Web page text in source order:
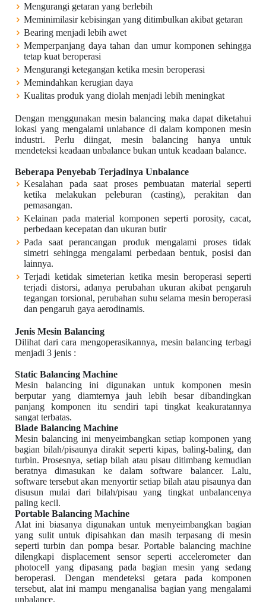
Mengurangi getaran yang berlebih
Meminimilasir kebisingan yang ditimbulkan akibat getaran
Bearing menjadi lebih awet
Memperpanjang daya tahan dan umur komponen sehingga
tetap kuat beroperasi
Mengurangi ketegangan ketika mesin beroperasi
Memindahkan kerugian daya
Kualitas produk yang diolah menjadi lebih meningkat
Dengan menggunakan mesin balancing maka dapat diketahui
lokasi yang mengalami unlabance di dalam komponen mesin
industri. Perlu diingat, mesin balancing hanya untuk
mendeteksi keadaan unbalance bukan untuk keadaan balance.
Beberapa Penyebab Terjadinya Unbalance
Kesalahan pada saat proses pembuatan material seperti
ketika melakukan peleburan (casting), perakitan dan
pemasangan.
Kelainan pada material komponen seperti porosity, cacat,
perbedaan kecepatan dan ukuran butir
Pada saat perancangan produk mengalami proses tidak
simetri sehingga mengalami perbedaan bentuk, posisi dan
lainnya.
Terjadi ketidak simeterian ketika mesin beroperasi seperti
terjadi distorsi, adanya perubahan ukuran akibat pengaruh
tegangan torsional, perubahan suhu selama mesin beroperasi
dan pengaruh gaya aerodinamis.
Jenis Mesin Balancing
Dilihat dari cara mengoperasikannya, mesin balancing terbagi
menjadi 3 jenis :
Static Balancing Machine
Mesin balancing ini digunakan untuk komponen mesin
berputar yang diamternya jauh lebih besar dibandingkan
panjang komponen itu sendiri tapi tingkat keakuratannya
sangat terbatas.
Blade Balancing Machine
Mesin balancing ini menyeimbangkan setiap komponen yang
bagian bilah/pisaunya dirakit seperti kipas, baling-baling, dan
turbin. Prosesnya, setiap bilah atau pisau ditimbang kemudian
beratnya dimasukan ke dalam software balancer. Lalu,
software tersebut akan menyortir setiap bilah atau pisaunya dan
disusun mulai dari bilah/pisau yang tingkat unbalancenya
paling kecil.
Portable Balancing Machine
Alat ini biasanya digunakan untuk menyeimbangkan bagian
yang sulit untuk dipisahkan dan masih terpasang di mesin
seperti turbin dan pompa besar. Portable balancing machine
dilengkapi displacement sensor seperti accelerometer dan
photocell yang dipasang pada bagian mesin yang sedang
beroperasi. Dengan mendeteksi getara pada komponen
tersebut, alat ini mampu menganalisa bagian yang mengalami
unbalance.